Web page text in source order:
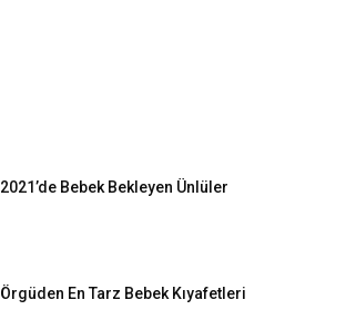
2021’de Bebek Bekleyen Ünlüler
Örgüden En Tarz Bebek Kıyafetleri